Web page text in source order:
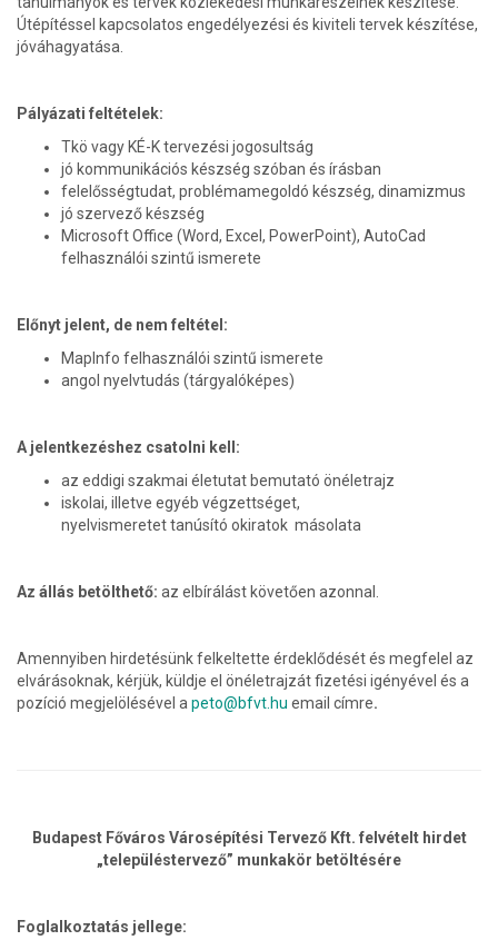
Útépítéssel kapcsolatos engedélyezési és kiviteli tervek készítése,
jóváhagyatása.
Pályázati feltételek:
Tkö vagy KÉ-K tervezési jogosultság
jó kommunikációs készség szóban és írásban
felelősségtudat, problémamegoldó készség, dinamizmus
jó szervező készség
Microsoft Office (Word, Excel, PowerPoint), AutoCad
felhasználói szintű ismerete
Előnyt jelent, de nem feltétel:
MapInfo felhasználói szintű ismerete
angol nyelvtudás (tárgyalóképes)
A jelentkezéshez csatolni kell:
az eddigi szakmai életutat bemutató önéletrajz
iskolai, illetve egyéb végzettséget,
nyelvismeretet tanúsító okiratok másolata
Az állás betölthető: az elbírálást követően azonnal.
Amennyiben hirdetésünk felkeltette érdeklődését és megfelel az
elvárásoknak, kérjük, küldje el önéletrajzát fizetési igényével és a
pozíció megjelölésével a peto@bfvt.hu email címre.
Budapest Főváros Városépítési Tervező Kft. felvételt hirdet
„településtervező” munkakör betöltésére
Foglalkoztatás jellege: